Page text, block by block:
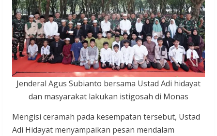
Jenderal Agus Subianto bersama Ustad Adi hidayat
dan masyarakat lakukan istigosah di Monas
Mengisi ceramah pada kesempatan tersebut, Ustad
Adi Hidayat menyampaikan pesan mendalam